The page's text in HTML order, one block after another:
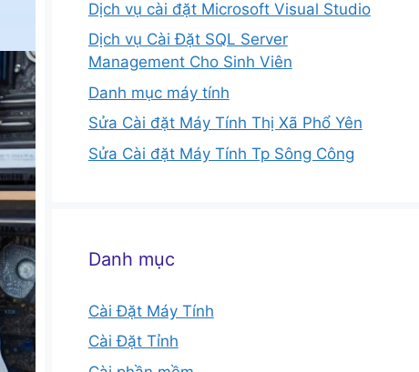
Dịch vụ cài đặt Microsoft Visual Studio
Dịch vụ Cài Đặt SQL Server
Management Cho Sinh Viên
Danh mục máy tính
Sửa Cài đặt Máy Tính Thị Xã Phổ Yên
Sửa Cài đặt Máy Tính Tp Sông Công
Danh mục
Cài Đặt Máy Tính
Cài Đặt Tỉnh